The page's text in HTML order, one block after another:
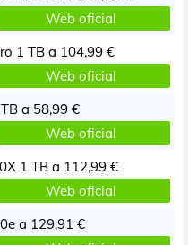
Web oficial
1 TB a 104,99 €
Web oficial
a 58,99 €
Web oficial
1 TB a 112,99 €
Web oficial
a 129,91 €